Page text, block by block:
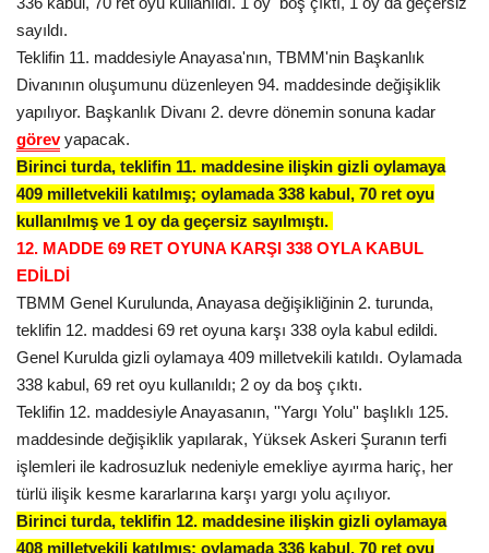
sayıldı.
Teklifin 11. maddesiyle Anayasa'nın, TBMM'nin Başkanlık
Divanının oluşumunu düzenleyen 94. maddesinde değişiklik
yapılıyor. Başkanlık Divanı 2. devre dönemin sonuna kadar
görevyapacak.
Birinci turda, teklifin 11. maddesine ilişkin gizli oylamaya
409 milletvekili katılmış; oylamada 338 kabul, 70 ret oyu
kullanılmış ve 1 oy da geçersiz sayılmıştı.
12. MADDE 69 RET OYUNA KARŞI 338 OYLA KABUL
EDİLDİ
TBMM Genel Kurulunda, Anayasa değişikliğinin 2. turunda,
teklifin 12. maddesi 69 ret oyuna karşı 338 oyla kabul edildi.
Genel Kurulda gizli oylamaya 409 milletvekili katıldı. Oylamada
338 kabul, 69 ret oyu kullanıldı; 2 oy da boş çıktı.
Teklifin 12. maddesiyle Anayasanın, ''Yargı Yolu'' başlıklı 125.
maddesinde değişiklik yapılarak, Yüksek Askeri Şuranın terfi
işlemleri ile kadrosuzluk nedeniyle emekliye ayırma hariç, her
türlü ilişik kesme kararlarına karşı yargı yolu açılıyor.
Birinci turda, teklifin 12. maddesine ilişkin gizli oylamaya
408 milletvekili katılmış; oylamada 336 kabul, 70 ret oyu